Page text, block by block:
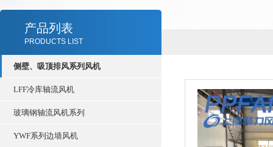
产品列表
PRODUCTS LIST
侧壁、吸顶排风系列风机
LFF冷库轴流风机
玻璃钢轴流风机系列
YWF系列边墙风机